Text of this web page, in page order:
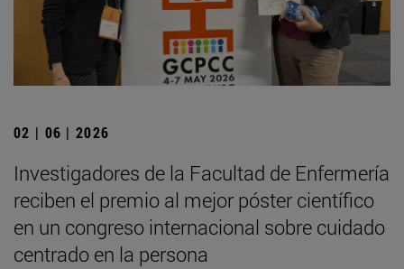
02 | 06 | 2026
Investigadores de la Facultad de Enfermería
reciben el premio al mejor póster científico
en un congreso internacional sobre cuidado
centrado en la persona